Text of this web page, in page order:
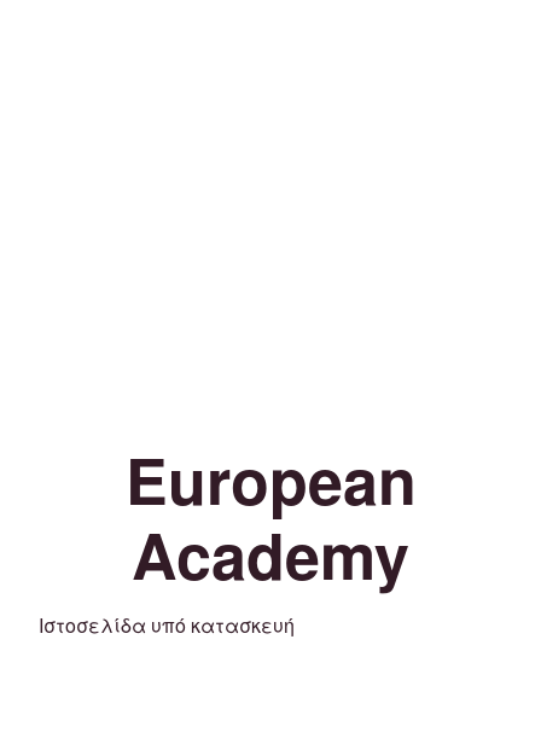
European
Academy
Ιστοσελίδα υπό κατασκευή